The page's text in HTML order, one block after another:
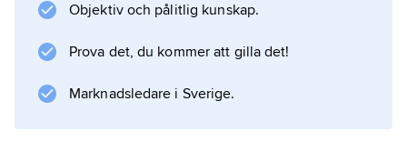
Objektiv och pålitlig kunskap.
Prova det, du kommer att gilla det!
Marknadsledare i Sverige.